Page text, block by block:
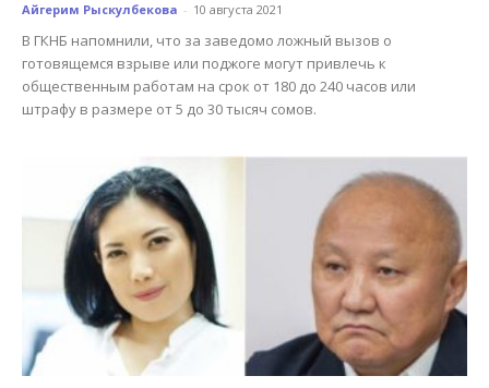
Айгерим Рыскулбекова - 10 августа 2021
В ГКНБ напомнили, что за заведомо ложный вызов о
готовящемся взрыве или поджоге могут привлечь к
общественным работам на срок от 180 до 240 часов или
штрафу в размере от 5 до 30 тысяч сомов.